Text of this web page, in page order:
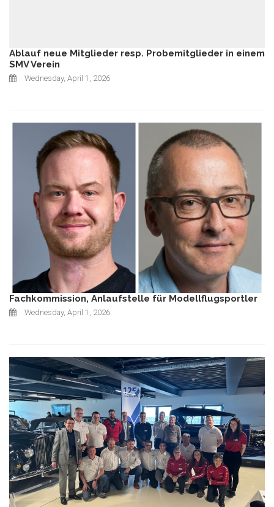
Ablauf neue Mitglieder resp. Probemitglieder in einem
SMV Verein
Wednesday, April 1, 2026
Fachkommission, Anlaufstelle für Modellflugsportler
Wednesday, April 1, 2026